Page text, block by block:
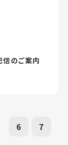
のご案内
6 7